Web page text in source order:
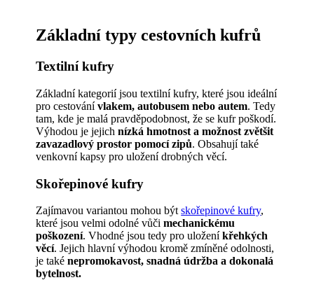
Základní typy cestovních kufrů
Textilní kufry
Základní kategorií jsou textilní kufry, které jsou ideální
pro cestovánívlakem, autobusem nebo autem. Tedy
tam, kde je malá pravděpodobnost, že se kufr poškodí.
Výhodou je jejichnízká hmotnost a možnost zvětšit
zavazadlový prostor pomocí zipů. Obsahují také
venkovní kapsy pro uložení drobných věcí.
Skořepinové kufry
Zajímavou variantou mohou býtskořepinové kufry,
které jsou velmi odolné vůčimechanickému
poškození. Vhodné jsou tedy pro uloženíkřehkých
věcí. Jejich hlavní výhodou kromě zmíněné odolnosti,
je takénepromokavost, snadná údržba a dokonalá
bytelnost.